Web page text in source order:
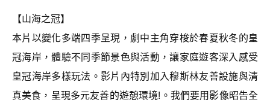
【山海之冠】
本片以變化多端四季呈現，劇中主角穿梭於春夏秋冬的皇
冠海岸，體驗不同季節景色與活動，讓家庭遊客深入感受
皇冠海岸多樣玩法。影片內特別加入穆斯林友善設施與清
真美食，呈現多元友善的遊憩環境!。我們要用影像昭告全